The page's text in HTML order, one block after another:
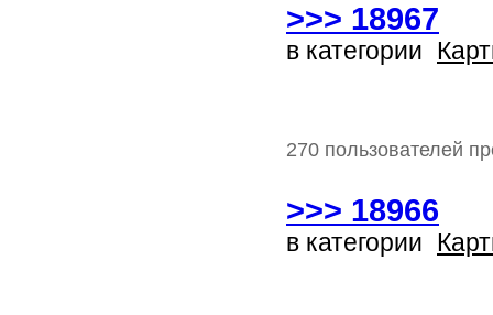
>>> 18967
в категории
270 пользователей
>>> 18966
в категории